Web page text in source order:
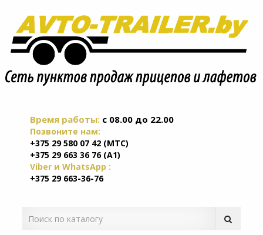
Время работы: c 08.00 до 22.00
Позвоните нам:
+375 29 580 07 42 (МТС)
+375 29 663 36 76 (А1)
Viber и WhatsApp :
+375 29 663-36-76